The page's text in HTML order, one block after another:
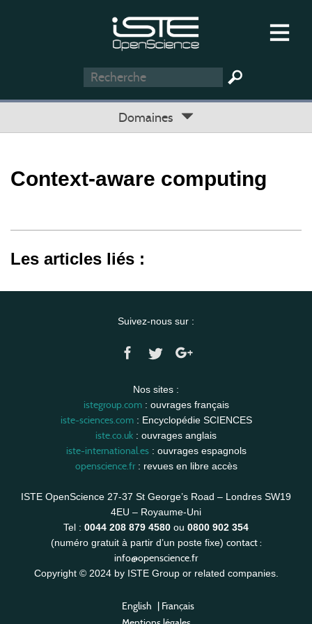
Domaines
Context-aware computing
Les articles liés :
Suivez-nous sur :
Nos sites :
istegroup.com: ouvrages français
iste-sciences.com: Encyclopédie SCIENCES
iste.co.uk : ouvrages anglais
iste-international.es: ouvrages espagnols
openscience.fr: revues en libre accès
ISTE OpenScience 27-37 St George’s Road – Londres SW19
4EU – Royaume-Uni
Tel : 0044 208 879 4580 ou 0800 902 354
(numéro gratuit à partir d’un poste fixe) contact :
info@openscience.fr
Copyright © 2024 by ISTE Group or related companies.
English | Français